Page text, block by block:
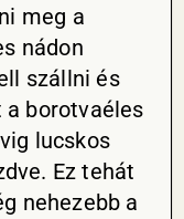
meg a
nádon
szállni és
a borotvaéles
lucskos
Ez tehát
nehezebb a